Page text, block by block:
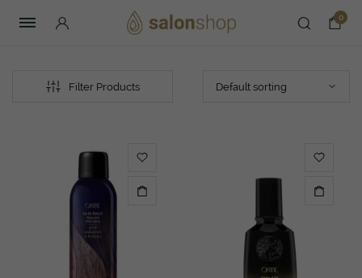
0
Filter Products